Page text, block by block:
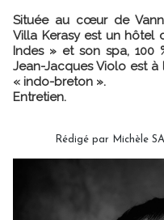
Située au cœur de
Villa Kerasy est un hôtel
Indes » et son spa, 100
Jean-Jacques Violo est
« indo-breton ».
Entretien.
Rédigé par Michèle